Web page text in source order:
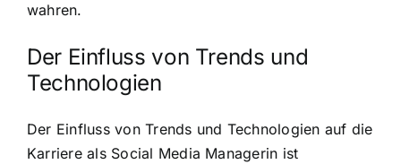
wahren.
Der Einfluss von Trends und
Technologien
Der Einfluss von Trends und Technologien auf die
Karriere als Social Media Managerin ist